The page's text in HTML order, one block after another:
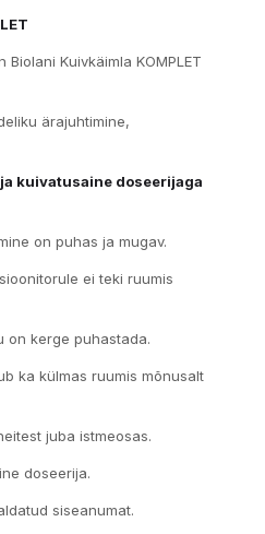
Kuivkäimla KOMPLET
ärajuhtimine,
kuivatusaine doseerijaga
on puhas ja mugav.
ei teki ruumis
on kerge puhastada.
ka külmas ruumis mõnusalt
juba istmeosas.
doseerija.
siseanumat.